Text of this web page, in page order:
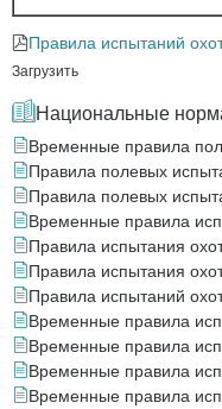
Правила испытаний
Загрузить
Национальные
Временные правила
Правила полевых
Правила полевых
Временные правила
Правила испытания
Правила испытания
Правила испытаний
Временные правила
Временные правила
Временные правила
Временные правила